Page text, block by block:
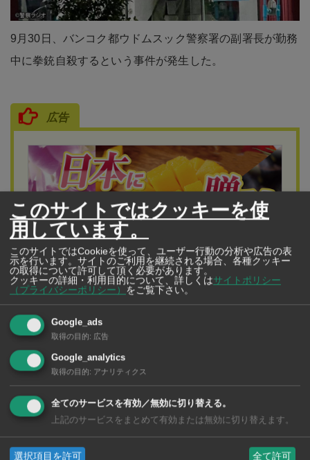
9月30日、バンコク都ウドムスック警察署の副署長が勤務
中に拳銃自殺するという事件が発生した。
広告
大地の恵みたっぷりの“トロピカルギフト”を 南
国・タイから新鮮なまま日本へお届け
洋ラン、冷凍フルーツは一年中贈れます>>>
見され、頭部には銃弾で撃った傷があり、室内には拳銃
このサイトではクッキーを使
用しています。
このサイトではCookieを使って、ユーザー行動の分析や広告の表
示を行います。サイトのご利用を継続される場合、各種クッキー
の取得について許可して頂く必要があります。
クッキーの詳細・利用目的について、詳しくはサイトポリシー
（プライバシーポリシー）
をご覧下さい。
Google_ads
取得の目的: 広告
Google_analytics
取得の目的: アナリティクス
全てのサービスを有効／無効に切り替える。
上記のサービスをまとめて有効または無効に切り替えます。
選択項目を許可 全て許可